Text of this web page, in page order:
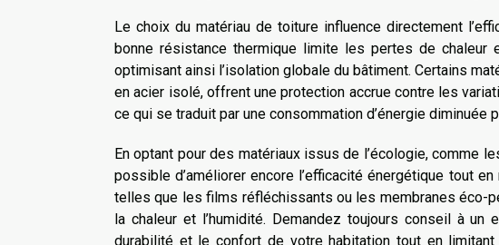
Le choix du matériau de toiture influence directement
bonne résistance thermique limite les pertes de chaleur
optimisant ainsi l’isolation globale du bâtiment. Certains
en acier isolé, offrent une protection accrue contre les
ce qui se traduit par une consommation d’énergie diminuée
En optant pour des matériaux issus de l’écologie, comme
possible d’améliorer encore l’efficacité énergétique tout en
telles que les films réfléchissants ou les membranes éco-
la chaleur et l’humidité. Demandez toujours conseil à un
durabilité et le confort de votre habitation tout en